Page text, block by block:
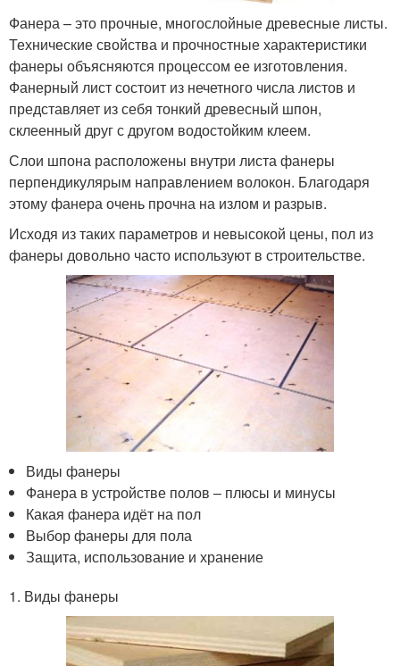
Фанера – это прочные, многослойные древесные листы.
Технические свойства и прочностные характеристики
фанеры объясняются процессом ее изготовления.
Фанерный лист состоит из нечетного числа листов и
представляет из себя тонкий древесный шпон,
склеенный друг с другом водостойким клеем.
Слои шпона расположены внутри листа фанеры
перпендикулярым направлением волокон. Благодаря
этому фанера очень прочна на излом и разрыв.
Исходя из таких параметров и невысокой цены, пол из
фанеры довольно часто используют в строительстве.
Виды фанеры
Фанера в устройстве полов – плюсы и минусы
Какая фанера идёт на пол
Выбор фанеры для пола
Защита, использование и хранение
1. Виды фанеры